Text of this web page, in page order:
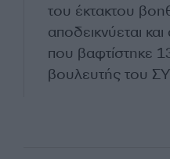
του έκτακτου
αποδεικνύεται
που βαφτίστηκε
βουλευτής του